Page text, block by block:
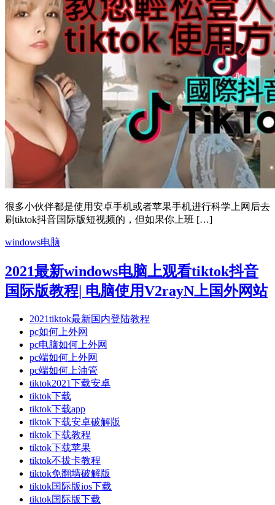
很多小伙伴都是使用安卓手机或者苹果手机进行科学上网后去
刷tiktok抖音国际版短视频的，但如果你上班 […]
windows电脑
2021最新windows电脑上观看tiktok抖音
国际版教程| 电脑使用V2rayN上国外网站
2021tiktok最新国内登陆教程
pc如何上外网
pc电脑如何上外网
pc端如何上外网
pc端如何上油管
tiktok2021下载安卓
tiktok下载
tiktok下载app
tiktok下载安卓破解版
tiktok下载教程
tiktok下载苹果
tiktok不拔卡教程
tiktok免翻墙破解版
tiktok国际版ios下载
tiktok国际版下载